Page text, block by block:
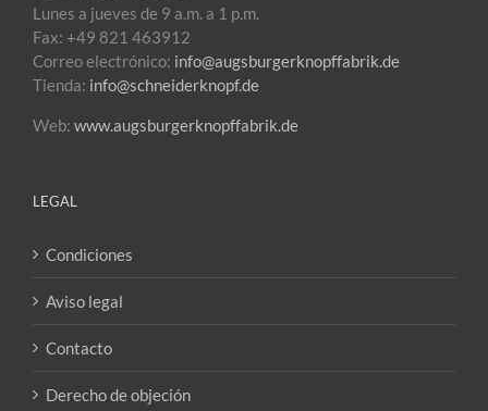
Lunes a jueves de 9 a.m. a 1 p.m.
Fax: +49 821 463912
Correo electrónico: info@augsburgerknopffabrik.de
Tienda: info@schneiderknopf.de
Web: www.augsburgerknopffabrik.de
LEGAL
Condiciones
Aviso legal
Contacto
Derecho de objeción